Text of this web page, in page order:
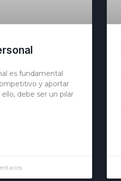
es fundamental
y aportar
debe ser un pilar